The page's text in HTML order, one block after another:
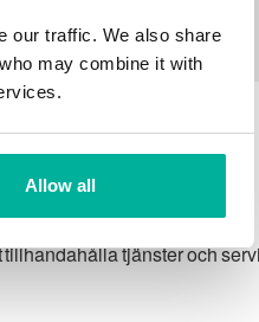
our traffic. We also share
may combine it with
Allow all
tjänster och